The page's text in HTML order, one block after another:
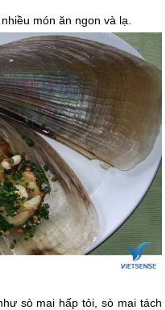
món ăn ngon và lạ.
sò mai hấp tỏi, sò mai tách